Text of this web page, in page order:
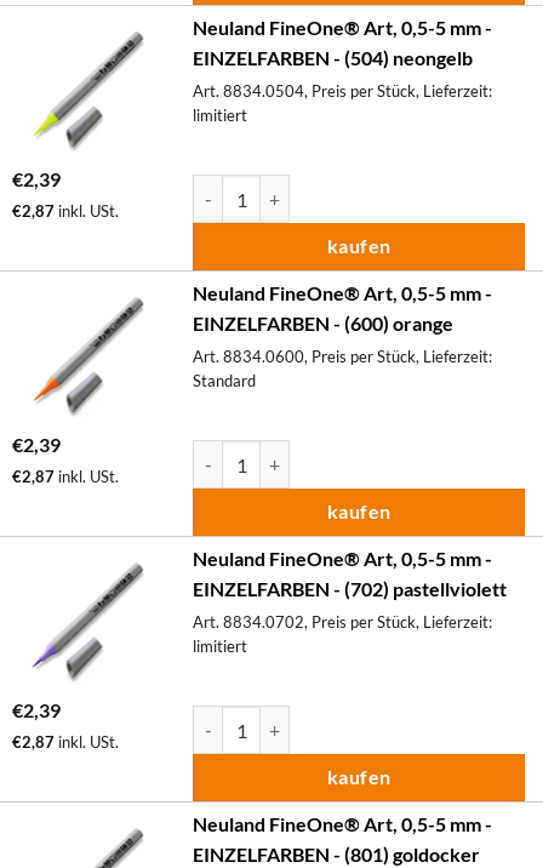
Neuland FineOne® Art, 0,5-5 mm -
EINZELFARBEN - (504) neongelb
Art. 8834.0504, Preis per Stück, Lieferzeit:
limitiert
€2,39
€2,87 inkl. USt.
kaufen
Neuland FineOne® Art, 0,5-5 mm -
EINZELFARBEN - (600) orange
Art. 8834.0600, Preis per Stück, Lieferzeit:
Standard
€2,39
€2,87 inkl. USt.
kaufen
Neuland FineOne® Art, 0,5-5 mm -
EINZELFARBEN - (702) pastellviolett
Art. 8834.0702, Preis per Stück, Lieferzeit:
limitiert
€2,39
€2,87 inkl. USt.
kaufen
Neuland FineOne® Art, 0,5-5 mm -
EINZELFARBEN - (801) goldocker